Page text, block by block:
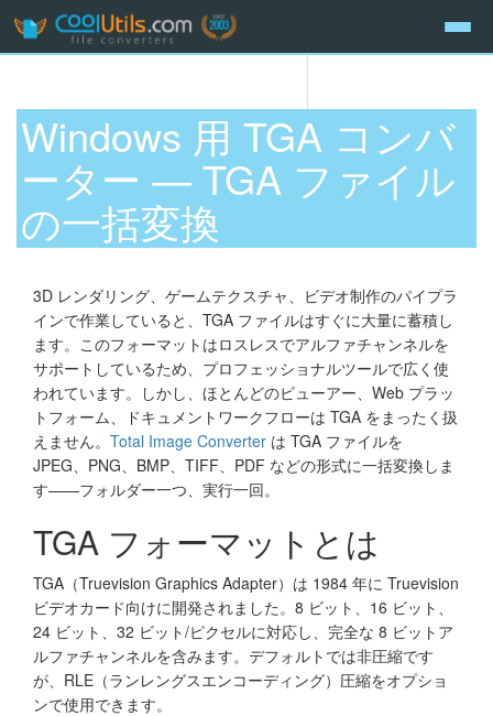
Windows 用 TGA コンバ
ーター — TGA ファイル
の一括変換
3D レンダリング、ゲームテクスチャ、ビデオ制作のパイプラ
インで作業していると、TGA ファイルはすぐに大量に蓄積し
ます。このフォーマットはロスレスでアルファチャンネルを
サポートしているため、プロフェッショナルツールで広く使
われています。しかし、ほとんどのビューアー、Web プラッ
トフォーム、ドキュメントワークフローは TGA をまったく扱
えません。 Total Image Converter は TGA ファイルを
JPEG、PNG、BMP、TIFF、PDF などの形式に一括変換しま
す——フォルダー一つ、実行一回。
TGA フォーマットとは
TGA（Truevision Graphics Adapter）は 1984 年に Truevision
ビデオカード向けに開発されました。8 ビット、16 ビット、
24 ビット、32 ビット/ピクセルに対応し、完全な 8 ビットア
ルファチャンネルを含みます。デフォルトでは非圧縮です
が、RLE（ランレングスエンコーディング）圧縮をオプショ
ンで使用できます。